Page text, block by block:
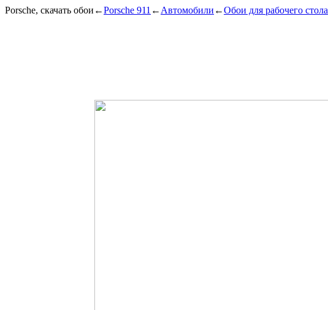
Porsche, скачать обои ←Porsche 911 ← Автомобили ←Обои для рабочего стола